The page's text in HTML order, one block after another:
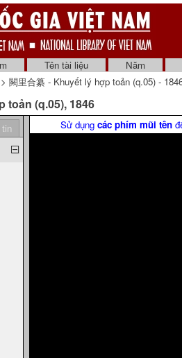
Tên tài liệu
Năm
> 闕里合纂 - Khuyết lý hợp toản (q.05) -
toản (q.05), 1846
Sử dụng các phím mũi tên